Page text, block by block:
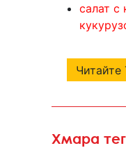
салат с
Читайте
Хмара